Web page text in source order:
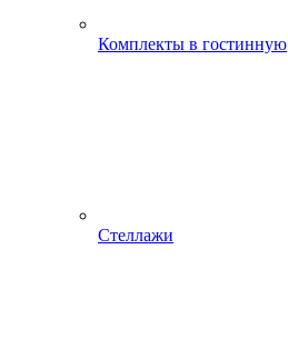
Комплекты в гостинную
Стеллажи